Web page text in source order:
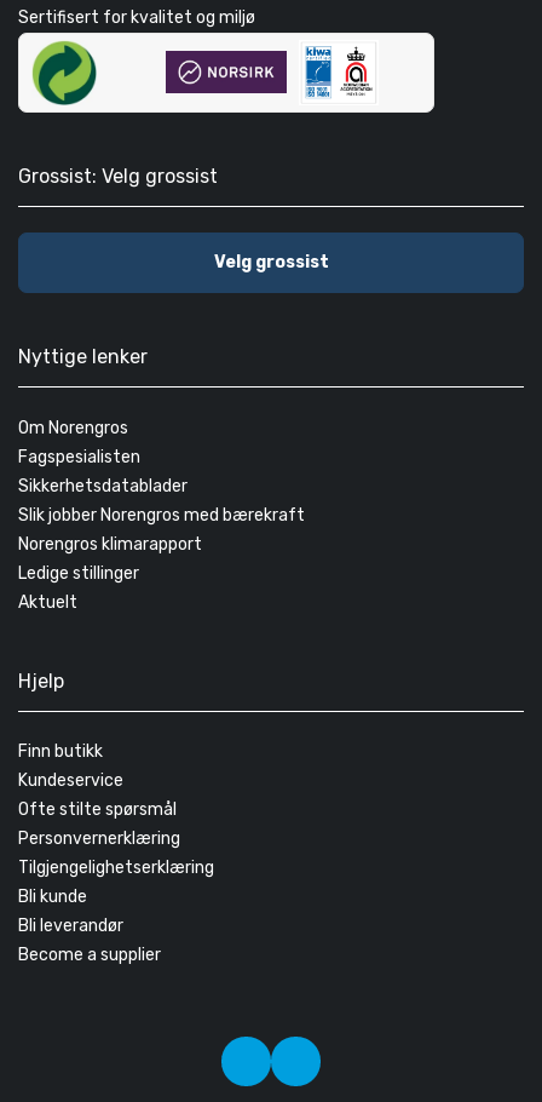
Sertifisert for kvalitet og miljø
Grossist: Velg grossist
Velg grossist
Nyttige lenker
Om Norengros
Fagspesialisten
Sikkerhetsdatablader
Slik jobber Norengros med bærekraft
Norengros klimarapport
Ledige stillinger
Aktuelt
Hjelp
Finn butikk
Kundeservice
Ofte stilte spørsmål
Personvernerklæring
Tilgjengelighetserklæring
Bli kunde
Bli leverandør
Become a supplier